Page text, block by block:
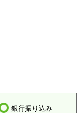
銀行振り込み